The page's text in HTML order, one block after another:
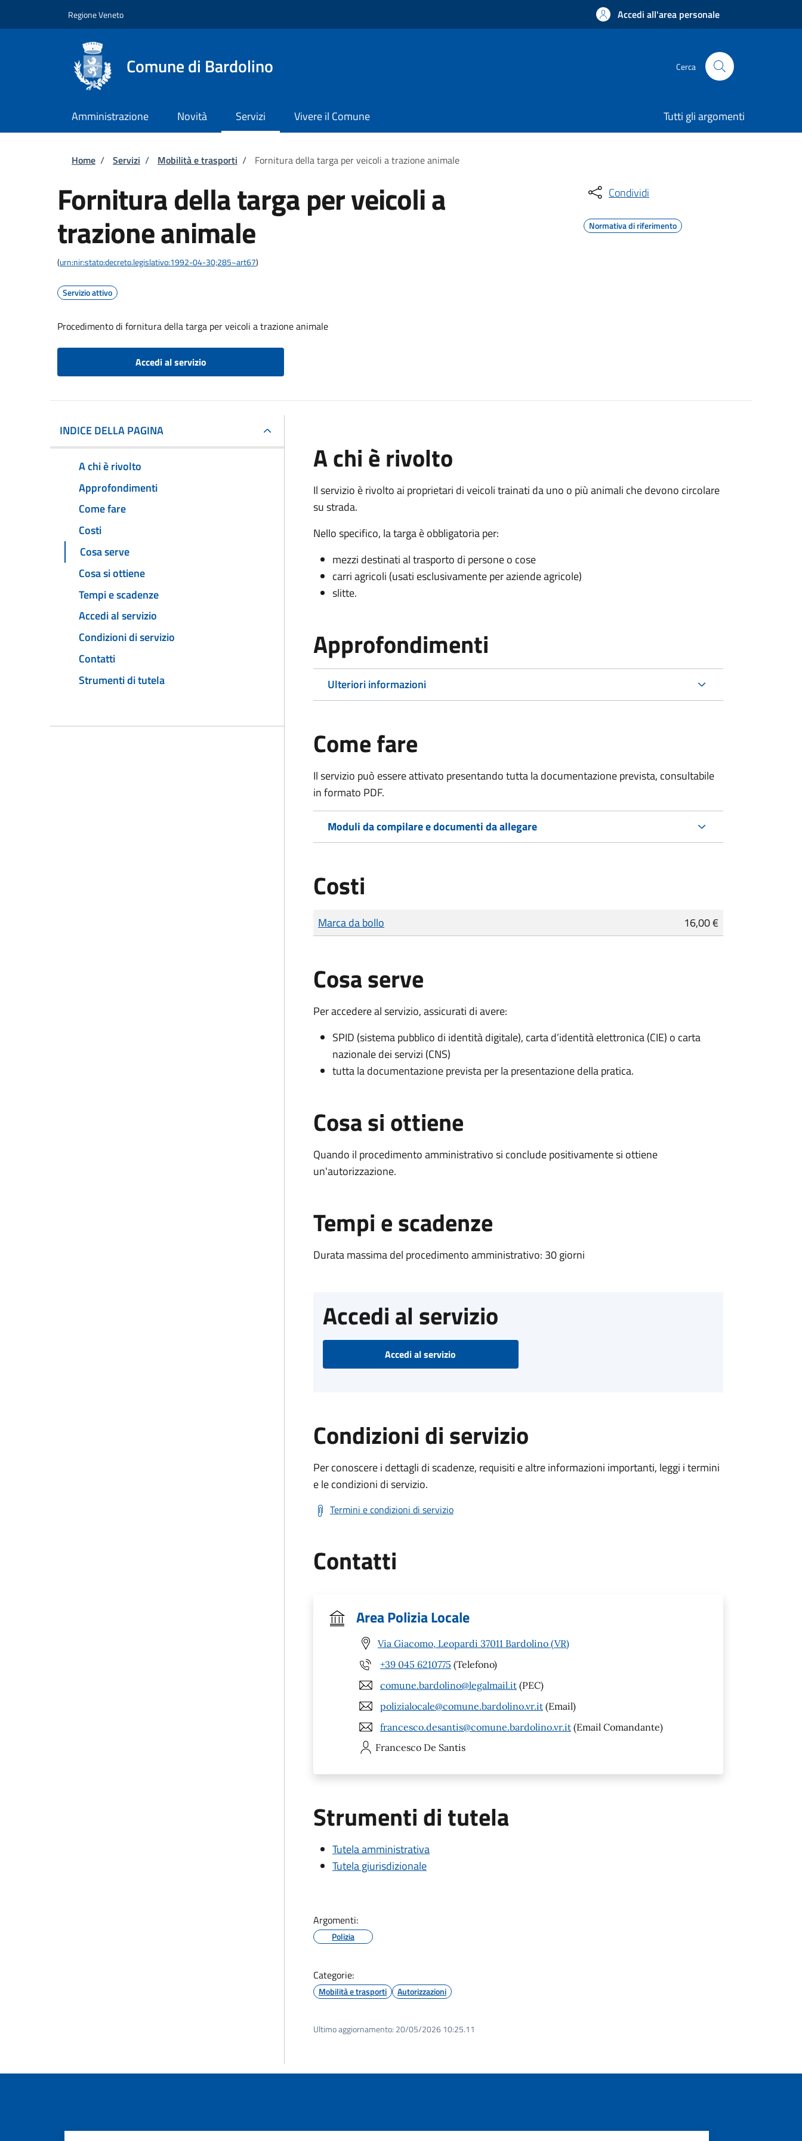
Regione Veneto Accedi all'area personale
Comune di Bardolino Cerca
Amministrazione Novità Servizi Vivere il Comune Tutti gli argomenti
Briciole di pane
Home / Servizi / Mobilità e trasporti / Fornitura della targa per veicoli a trazione animale
Fornitura della targa per veicoli a
trazione animale
(urn:nir:stato:decreto.legislativo:1992-04-30;285~art67)
Servizio attivo
Procedimento di fornitura della targa per veicoli a trazione animale
Accedi al servizio
Condividi
Normativa di riferimento
INDICE DELLA PAGINA
A chi è rivolto
Approfondimenti
Come fare
Costi
Cosa serve
Cosa si ottiene
Tempi e scadenze
Accedi al servizio
Condizioni di servizio
Contatti
Strumenti di tutela
A chi è rivolto
Il servizio è rivolto ai proprietari di veicoli trainati da uno o più animali che devono circolare
su strada.
Nello specifico, la targa è obbligatoria per:
mezzi destinati al trasporto di persone o cose
carri agricoli (usati esclusivamente per aziende agricole)
slitte.
Approfondimenti
Ulteriori informazioni
Come fare
Il servizio può essere attivato presentando tutta la documentazione prevista, consultabile
in formato PDF.
Moduli da compilare e documenti da allegare
Costi
Tipo di pagamento
Importo
Marca da bollo 16,00 €
Cosa serve
Per accedere al servizio, assicurati di avere:
SPID (sistema pubblico di identità digitale), carta d’identità elettronica (CIE) o carta
nazionale dei servizi (CNS)
tutta la documentazione prevista per la presentazione della pratica.
Cosa si ottiene
Quando il procedimento amministrativo si conclude positivamente si ottiene
un'autorizzazione.
Tempi e scadenze
Durata massima del procedimento amministrativo: 30 giorni
Accedi al servizio
Accedi al servizio
Condizioni di servizio
Per conoscere i dettagli di scadenze, requisiti e altre informazioni importanti, leggi i termini
e le condizioni di servizio.
Termini e condizioni di servizio
Contatti
Area Polizia Locale
Via Giacomo, Leopardi 37011 Bardolino (VR)
+39 045 6210775 (Telefono)
comune.bardolino@legalmail.it (PEC)
polizialocale@comune.bardolino.vr.it (Email)
francesco.desantis@comune.bardolino.vr.it (Email Comandante)
Francesco De Santis
Strumenti di tutela
Tutela amministrativa
Tutela giurisdizionale
Argomenti:
Polizia
Categorie:
Mobilità e trasporti Autorizzazioni
Ultimo aggiornamento: 20/05/2026 10:25.11